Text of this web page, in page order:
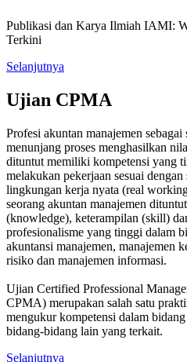
Publikasi dan Karya Ilmiah IAMI:
Terkini
Selanjutnya
Ujian CPMA
Profesi akuntan manajemen
menunjang proses menghasilkan
dituntut memiliki kompetensi yang
melakukan pekerjaan sesuai
lingkungan kerja nyata (real
seorang akuntan manajemen
(knowledge), keterampilan (skill)
profesionalisme yang tinggi dalam
akuntansi manajemen, manajemen
risiko dan manajemen informasi.
Ujian Certified Professional
CPMA) merupakan salah satu
mengukur kompetensi dalam
bidang-bidang lain yang terkait.
Selanjutnya